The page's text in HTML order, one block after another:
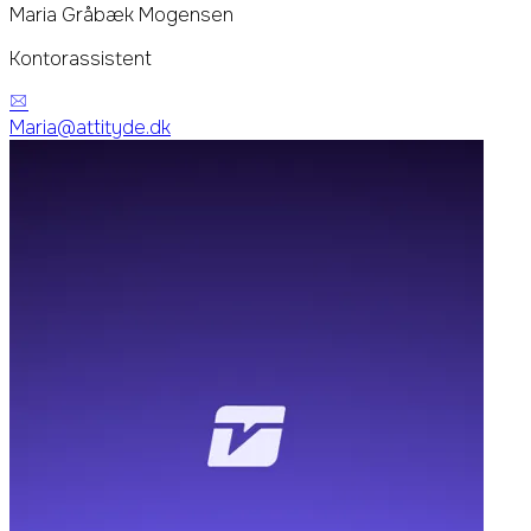
Maria Gråbæk Mogensen
Kontorassistent
Maria@attityde.dk